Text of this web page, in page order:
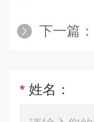
下一篇：
* 姓名：